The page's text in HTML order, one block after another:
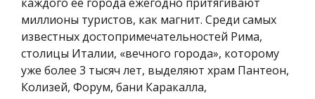
миллионы туристов, как магнит. Среди самых
известных достопримечательностей Рима,
столицы Италии, «вечного города», которому
уже более 3 тысяч лет, выделяют храм Пантеон,
Колизей, Форум, бани Каракалла,